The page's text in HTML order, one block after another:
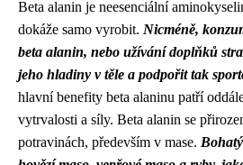
Beta alanin je neesenciální
dokáže samo vyrobit. Nicméně,
beta alanin, nebo užívání doplňků
jeho hladiny v těle a podpořit tak
hlavní benefity beta alaninu patří
vytrvalosti a síly. Beta alanin se
potravinách, především v mase.